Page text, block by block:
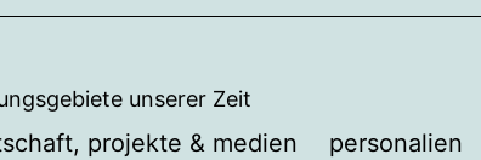
unserer Zeit
projekte & medien personalien